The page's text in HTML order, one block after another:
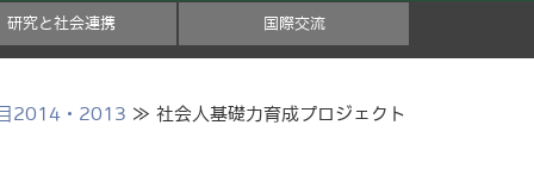
研究と社会連携 国際交流
2014・2013 ≫ 社会人基礎力育成プロジェクト